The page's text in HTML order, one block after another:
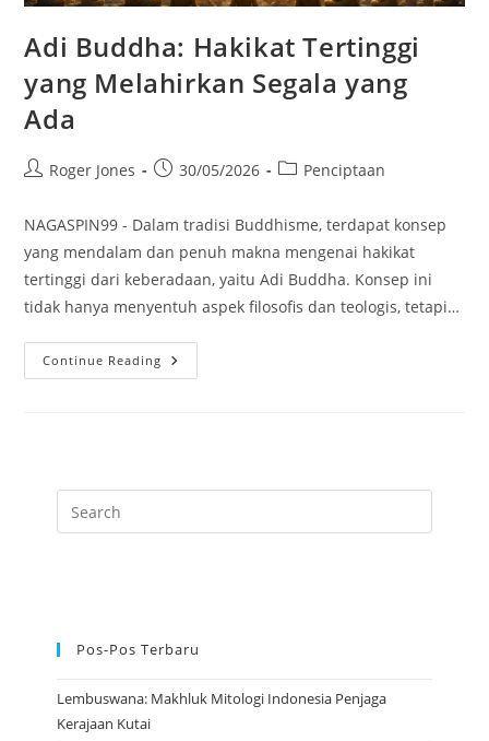
Adi Buddha: Hakikat Tertinggi
yang Melahirkan Segala yang
Ada
PostRoger Jones
Post30/05/2026
PostPenciptaan
NAGASPIN99 - Dalam tradisi Buddhisme, terdapat konsep
yang mendalam dan penuh makna mengenai hakikat
tertinggi dari keberadaan, yaitu Adi Buddha. Konsep ini
tidak hanya menyentuh aspek filosofis dan teologis, tetapi…
Continue Reading Adi
Buddha:
Pos-Pos Terbaru
Lembuswana: Makhluk Mitologi Indonesia Penjaga
Kerajaan Kutai